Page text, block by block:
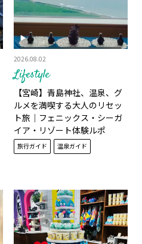
Lifestyle
2026.08.02
【宮崎】青島神社、温泉、グ
ルメを満喫する大人のリセッ
ト旅｜フェニックス・シーガ
イア・リゾート体験ルポ
旅行ガイド 温泉ガイド